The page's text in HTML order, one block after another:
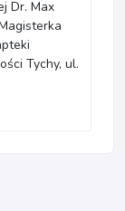
Dr. Max
Tychy, ul.